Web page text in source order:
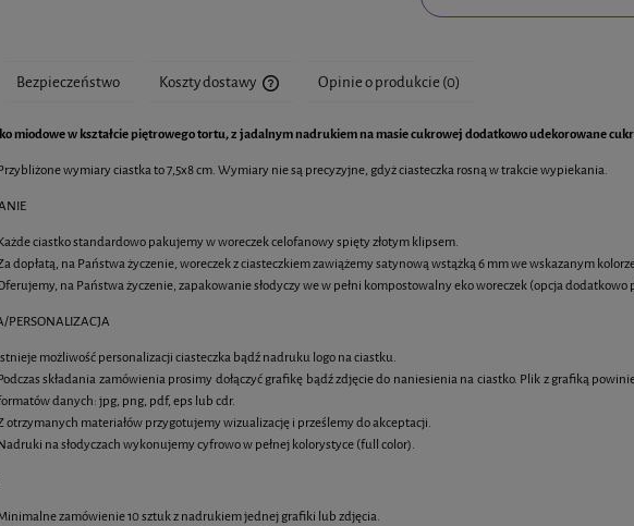
owsiane 6 cm z jadalnym
nadrukiem logo
4,85 zł
Muffiny z jadalnym nadrukiem
7,20 zł
Bezpieczeństwo Koszty dostawy
Cena nie zawiera ewentualnych kosztów płatności
Opinie o produkcie (0)
miodowe w kształcie piętrowego tortu, z jadalnym nadrukiem na masie cukrowej dodatkowo udekorowane
wymiary ciastka to 7,5x8 cm. Wymiary nie są precyzyjne, gdyż ciasteczka rosną w trakcie wypiekania.
ciastko standardowo pakujemy w woreczek celofanowy spięty złotym klipsem.
dopłatą, na Państwa życzenie, woreczek z ciasteczkiem zawiążemy satynową wstążką 6 mm we wskazanym
na Państwa życzenie, zapakowanie słodyczy we w pełni kompostowalny eko woreczek (opcja dodatkowo
PERSONALIZACJA
możliwość personalizacji ciasteczka bądź nadruku logo na ciastku.
składania zamówienia prosimy dołączyć grafikę bądź zdjęcie do naniesienia na ciastko. Plik z grafiką
danych: jpg, png, pdf, eps lub cdr.
otrzymanych materiałów przygotujemy wizualizację i prześlemy do akceptacji.
na słodyczach wykonujemy cyfrowo w pełnej kolorystyce (full color).
zamówienie 10 sztuk z nadrukiem jednej grafiki lub zdjęcia.